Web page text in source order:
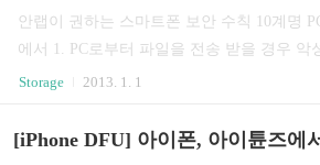
20%의 테두리를 주고 사진을 자르게끔 하십
일의 기본 Office Excel 2007 파일 형식으로,
코드를 저장할 수 없습니다. Excel 매크로 사
xltxm Excel 서식 파일의 Office Excel 2007 파
안랩이 권하는 스마트폰 보안 수칙 10계명
에서 1. PC로부터 파일을 전송 받을 경우 악
꼭 확인한다. 2. 게임 등 애플리케이션을 다
브라우저나 애플리케이션으로 인터넷에 연
Storage 2013. 1. 1